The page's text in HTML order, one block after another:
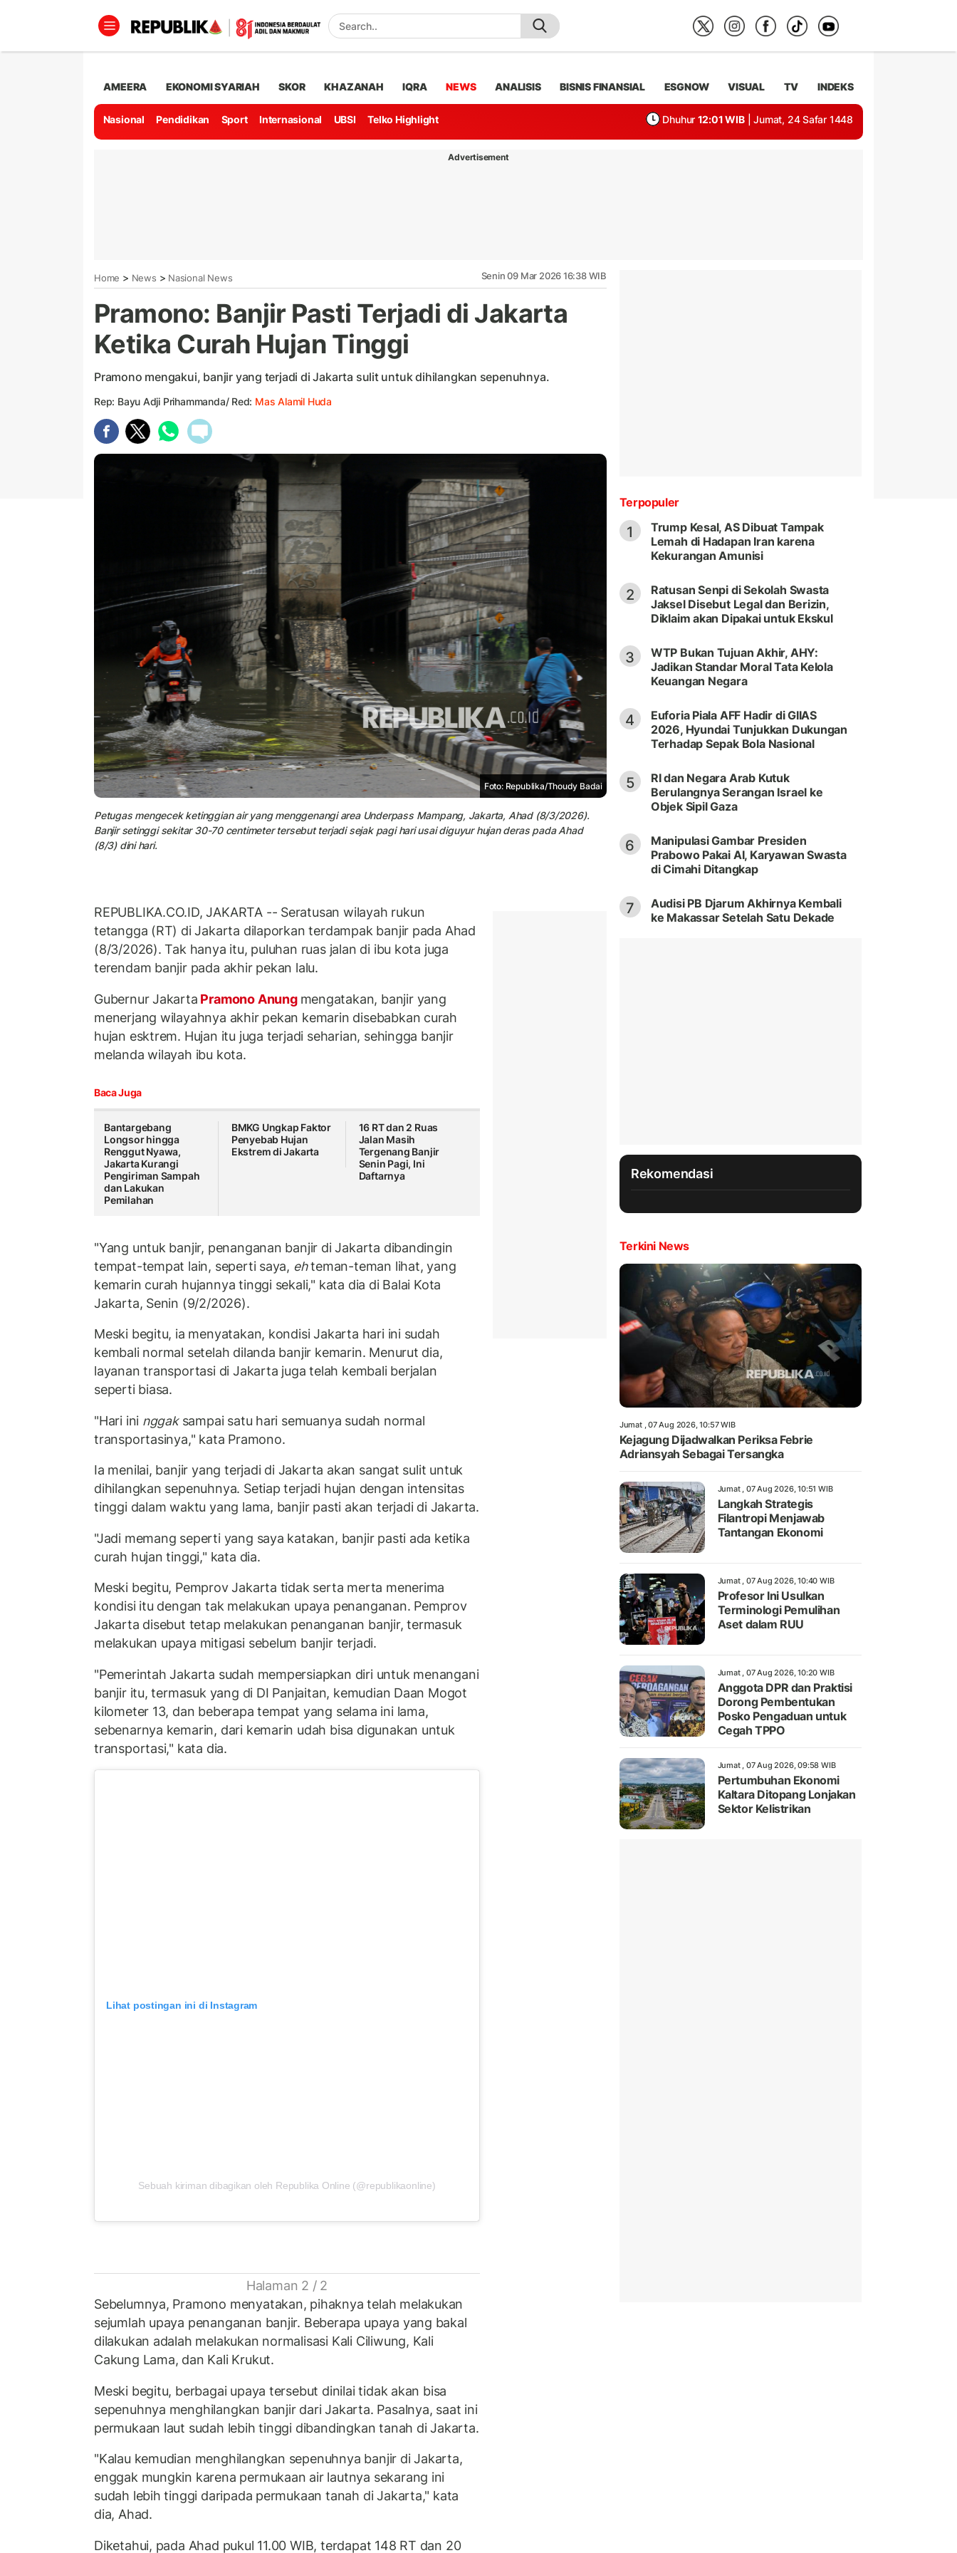
AMEERA EKONOMI SYARIAH SKOR KHAZANAH IQRA NEWS ANALISIS BISNIS FINANSIAL ESGNOW VISUAL TV INDEKS
Nasional Pendidikan Sport Internasional UBSI Telko Highlight Dhuhur 12:01 WIB | Jumat, 24 Safar 1448
Advertisement
Home > News > Nasional News Senin 09 Mar 2026 16:38 WIB
Pramono: Banjir Pasti Terjadi di Jakarta
Ketika Curah Hujan Tinggi
Pramono mengakui, banjir yang terjadi di Jakarta sulit untuk dihilangkan sepenuhnya.
Rep: Bayu Adji Prihammanda/ Red: Mas Alamil Huda
Foto: Republika/Thoudy Badai
Petugas mengecek ketinggian air yang menggenangi area Underpass Mampang, Jakarta, Ahad (8/3/2026).
Banjir setinggi sekitar 30-70 centimeter tersebut terjadi sejak pagi hari usai diguyur hujan deras pada Ahad
(8/3) dini hari.
REPUBLIKA.CO.ID, JAKARTA -- Seratusan wilayah rukun
tetangga (RT) di Jakarta dilaporkan terdampak banjir pada Ahad
(8/3/2026). Tak hanya itu, puluhan ruas jalan di ibu kota juga
terendam banjir pada akhir pekan lalu.
Gubernur Jakarta Pramono Anung mengatakan, banjir yang
menerjang wilayahnya akhir pekan kemarin disebabkan curah
hujan esktrem. Hujan itu juga terjadi seharian, sehingga banjir
melanda wilayah ibu kota.
Baca Juga
Bantargebang
Longsor hingga
Renggut Nyawa,
Jakarta Kurangi
Pengiriman Sampah
dan Lakukan
Pemilahan
BMKG Ungkap Faktor
Penyebab Hujan
Ekstrem di Jakarta
16 RT dan 2 Ruas
Jalan Masih
Tergenang Banjir
Senin Pagi, Ini
Daftarnya
"Yang untuk banjir, penanganan banjir di Jakarta dibandingin
tempat-tempat lain, seperti saya, ehteman-teman lihat, yang
kemarin curah hujannya tinggi sekali," kata dia di Balai Kota
Jakarta, Senin (9/2/2026).
Meski begitu, ia menyatakan, kondisi Jakarta hari ini sudah
kembali normal setelah dilanda banjir kemarin. Menurut dia,
layanan transportasi di Jakarta juga telah kembali berjalan
seperti biasa.
"Hari ini nggaksampai satu hari semuanya sudah normal
transportasinya," kata Pramono.
Ia menilai, banjir yang terjadi di Jakarta akan sangat sulit untuk
dihilangkan sepenuhnya. Setiap terjadi hujan dengan intensitas
tinggi dalam waktu yang lama, banjir pasti akan terjadi di Jakarta.
"Jadi memang seperti yang saya katakan, banjir pasti ada ketika
curah hujan tinggi," kata dia.
Meski begitu, Pemprov Jakarta tidak serta merta menerima
kondisi itu dengan tak melakukan upaya penanganan. Pemprov
Jakarta disebut tetap melakukan penanganan banjir, termasuk
melakukan upaya mitigasi sebelum banjir terjadi.
"Pemerintah Jakarta sudah mempersiapkan diri untuk menangani
banjir itu, termasuk yang di DI Panjaitan, kemudian Daan Mogot
kilometer 13, dan beberapa tempat yang selama ini lama,
sebenarnya kemarin, dari kemarin udah bisa digunakan untuk
transportasi," kata dia.
Lihat postingan ini di Instagram
Sebuah kiriman dibagikan oleh Republika Online (@republikaonline)
Halaman 2 / 2
Sebelumnya, Pramono menyatakan, pihaknya telah melakukan
sejumlah upaya penanganan banjir. Beberapa upaya yang bakal
dilakukan adalah melakukan normalisasi Kali Ciliwung, Kali
Cakung Lama, dan Kali Krukut.
Meski begitu, berbagai upaya tersebut dinilai tidak akan bisa
sepenuhnya menghilangkan banjir dari Jakarta. Pasalnya, saat ini
permukaan laut sudah lebih tinggi dibandingkan tanah di Jakarta.
"Kalau kemudian menghilangkan sepenuhnya banjir di Jakarta,
enggak mungkin karena permukaan air lautnya sekarang ini
sudah lebih tinggi daripada permukaan tanah di Jakarta," kata
dia, Ahad.
Diketahui, pada Ahad pukul 11.00 WIB, terdapat 148 RT dan 20
Terpopuler
1
Trump Kesal, AS Dibuat Tampak
Lemah di Hadapan Iran karena
Kekurangan Amunisi
2
Ratusan Senpi di Sekolah Swasta
Jaksel Disebut Legal dan Berizin,
Diklaim akan Dipakai untuk Ekskul
3
WTP Bukan Tujuan Akhir, AHY:
Jadikan Standar Moral Tata Kelola
Keuangan Negara
4
Euforia Piala AFF Hadir di GIIAS
2026, Hyundai Tunjukkan Dukungan
Terhadap Sepak Bola Nasional
5
RI dan Negara Arab Kutuk
Berulangnya Serangan Israel ke
Objek Sipil Gaza
6
Manipulasi Gambar Presiden
Prabowo Pakai AI, Karyawan Swasta
di Cimahi Ditangkap
7
Audisi PB Djarum Akhirnya Kembali
ke Makassar Setelah Satu Dekade
Rekomendasi
Terkini News
Jumat , 07 Aug 2026, 10:57 WIB
Kejagung Dijadwalkan Periksa Febrie
Adriansyah Sebagai Tersangka
Jumat , 07 Aug 2026, 10:51 WIB
Langkah Strategis
Filantropi Menjawab
Tantangan Ekonomi
Jumat , 07 Aug 2026, 10:40 WIB
Profesor Ini Usulkan
Terminologi Pemulihan
Aset dalam RUU
Jumat , 07 Aug 2026, 10:20 WIB
Anggota DPR dan Praktisi
Dorong Pembentukan
Posko Pengaduan untuk
Cegah TPPO
Jumat , 07 Aug 2026, 09:58 WIB
Pertumbuhan Ekonomi
Kaltara Ditopang Lonjakan
Sektor Kelistrikan